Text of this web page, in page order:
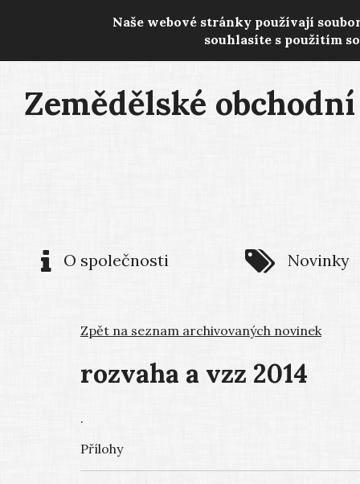
Naše webové stránky používají
souhlasíte s použitím
Zemědělské
O společnosti Novinky
Zpět na seznam archivovaných novinek
rozvaha a vzz 2014
.
Přílohy